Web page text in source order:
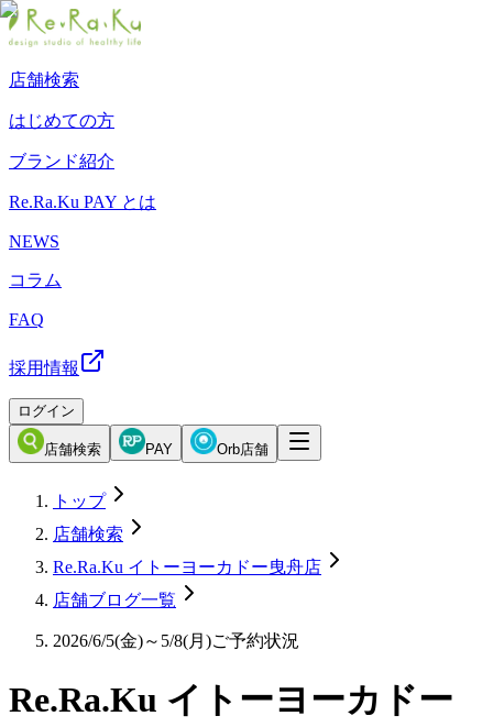
店舗検索
はじめての方
ブランド紹介
Re.Ra.Ku PAY とは
NEWS
コラム
FAQ
採用情報
ログイン
店舗検索 PAY Orb店舗
トップ
店舗検索
Re.Ra.Ku イトーヨーカドー曳舟店
店舗ブログ一覧
2026/6/5(金)～5/8(月)ご予約状況
Re.Ra.Ku イトーヨーカドー